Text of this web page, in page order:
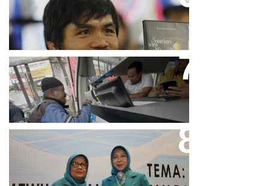
Pacquiao Tegaskan Pendirian
Tolak LGBT
Bjb T Samsat Manjakan Nasabah
Dalam Bayar Pajak Kendaraan
Perpres No.99/2017 Bisa Jadi
Acuan Semangat Pengabdian
PKK